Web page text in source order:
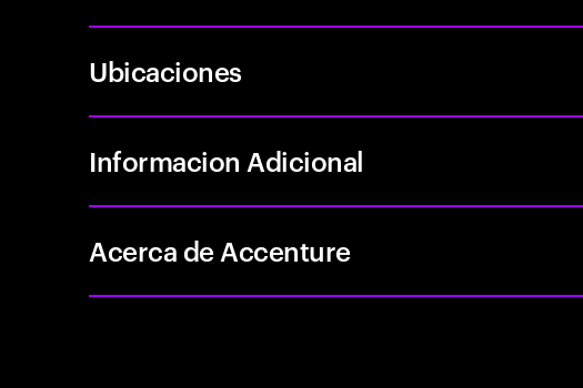
Ubicaciones
Informacion Adicional
Acerca de Accenture